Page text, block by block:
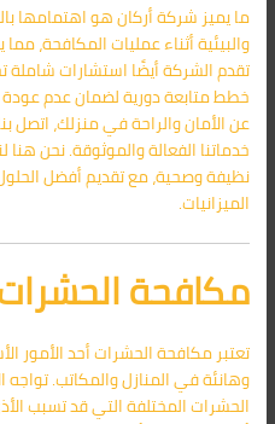
ما يميز شركة أركان هو اهتمامها
والبيئية أثناء عمليات المكافحة،
تقدم الشركة أيضًا استشارات شاملة
خطط متابعة دورية لضمان عدم
خدماتنا الفعالة والموثوقة. نحن
نظيفة وصحية، مع تقديم أفضل
الميزانيات.
مكافحة
تعتبر مكافحة الحشرات أحد الأمور
وهانئة في المنازل والمكاتب. تواجه
الحشرات المختلفة التي قد تسبب